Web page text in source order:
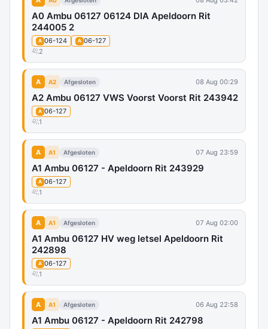
A0 Ambu 06127 06124 DIA Apeldoorn Rit
244005 2
A 06-124 A 06-127
2
A A2 Afgesloten 08 Aug 00:29
A2 Ambu 06127 VWS Voorst Voorst Rit 243942
A 06-127
1
A A1 Afgesloten 07 Aug 23:59
A1 Ambu 06127 - Apeldoorn Rit 243929
A 06-127
1
A A1 Afgesloten 07 Aug 02:00
A1 Ambu 06127 HV weg letsel Apeldoorn Rit
242898
A 06-127
1
A A1 Afgesloten 06 Aug 22:58
A1 Ambu 06127 - Apeldoorn Rit 242798